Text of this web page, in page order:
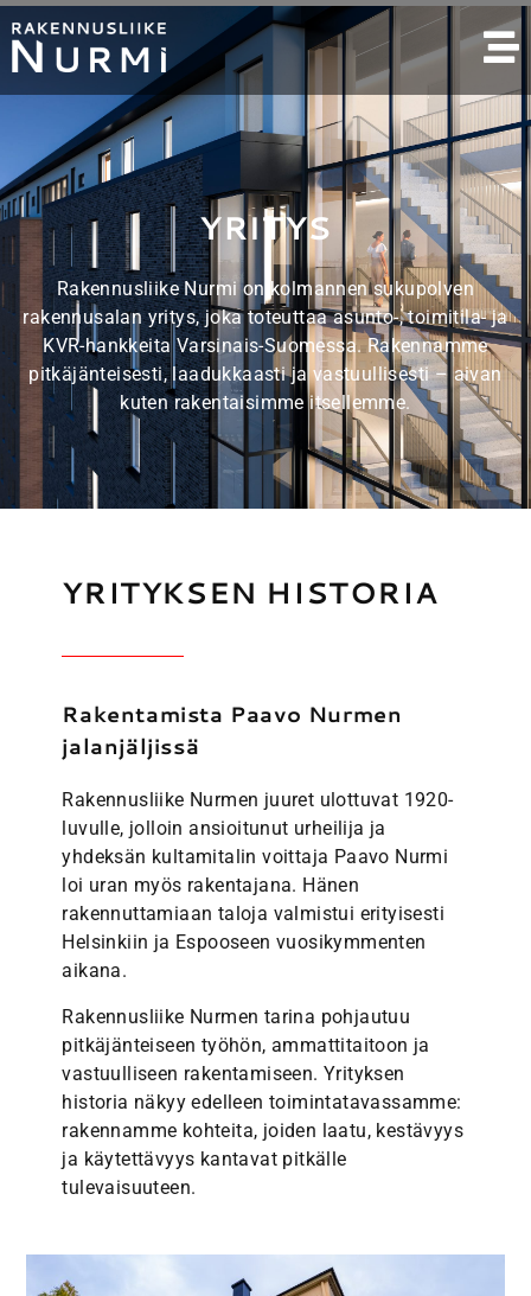
YRITYS
YRITYS
Rakennusliike Nurmi on kolmannen sukupolven
rakennusalan yritys, joka toteuttaa asunto-, toimitila- ja
KVR-hankkeita Varsinais-Suomessa. Rakennamme
pitkäjänteisesti, laadukkaasti ja vastuullisesti – aivan
kuten rakentaisimme itsellemme.
YRITYKSEN HISTORIA
Rakentamista Paavo Nurmen
jalanjäljissä
Rakennusliike Nurmen juuret ulottuvat 1920-
luvulle, jolloin ansioitunut urheilija ja
yhdeksän kultamitalin voittaja Paavo Nurmi
loi uran myös rakentajana. Hänen
rakennuttamiaan taloja valmistui erityisesti
Helsinkiin ja Espooseen vuosikymmenten
aikana.
Rakennusliike Nurmen tarina pohjautuu
pitkäjänteiseen työhön, ammattitaitoon ja
vastuulliseen rakentamiseen. Yrityksen
historia näkyy edelleen toimintatavassamme:
rakennamme kohteita, joiden laatu, kestävyys
ja käytettävyys kantavat pitkälle
tulevaisuuteen.